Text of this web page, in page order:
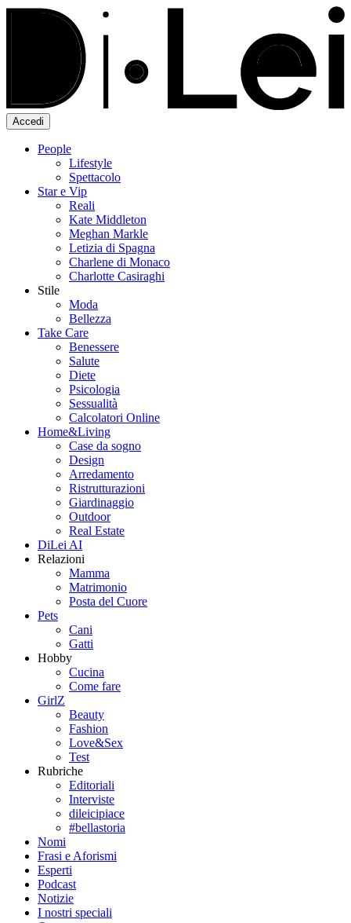
Accedi
People
Lifestyle
Spettacolo
Star e Vip
Reali
Kate Middleton
Meghan Markle
Letizia di Spagna
Charlene di Monaco
Charlotte Casiraghi
Stile
Moda
Bellezza
Take Care
Benessere
Salute
Diete
Psicologia
Sessualità
Calcolatori Online
Home&Living
Case da sogno
Design
Arredamento
Ristrutturazioni
Giardinaggio
Outdoor
Real Estate
DiLei AI
Relazioni
Mamma
Matrimonio
Posta del Cuore
Pets
Cani
Gatti
Hobby
Cucina
Come fare
GirlZ
Beauty
Fashion
Love&Sex
Test
Rubriche
Editoriali
Interviste
dileicipiace
#bellastoria
Nomi
Frasi e Aforismi
Esperti
Podcast
Notizie
I nostri speciali